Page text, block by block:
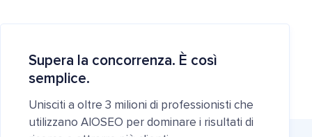
Supera la concorrenza. È così
semplice.
Unisciti a oltre 3 milioni di professionisti che
utilizzano AIOSEO per dominare i risultati di